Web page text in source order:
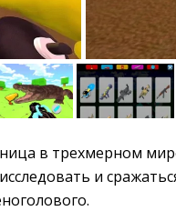
в трехмерном
и